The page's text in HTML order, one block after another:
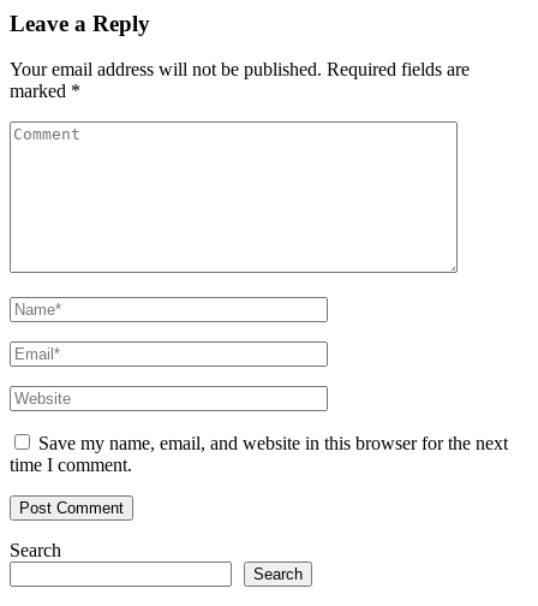
Leave a Reply
Your email address will not be published. Required fields are
marked *
Save my name, email, and website in this browser for the next
time I comment.
Search
Search